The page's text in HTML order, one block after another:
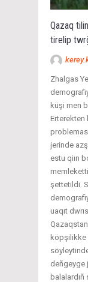
Qazaq
tirelip
Zhalgas
küşi men
Erterekten
jerinde
estu qiın
şettetildi.
uaqıt
köpşilikke
deñgeyge
balalardıñ